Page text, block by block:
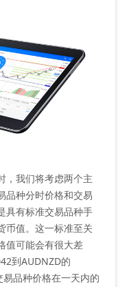
我们将考虑两个主
品种分时价格和交易
具有标准交易品种手
币值。这一标准至关
值可能会有很大差
到AUDNZD的
品种价格在一天内的